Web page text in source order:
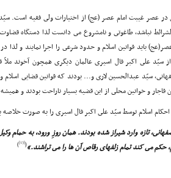
در عصر غیبت امام عصر (عج) از اختیارات ولى فقیه است.
الشرائط نباشد، طاغوتى و نامشروع مى دانست لذا دستگاه
باید قوانین اسلام و حدود شرعى را اجرا نمایند و لذا
سیّد على اکبر فال اسیرى عالمان دیگرى همچون آخوند ملاّ
سیّد عبدالحسین لارى و... بودند که قوانین قضایى
قاجار و خوانین محلى از این قضیه بسیار ناراحت بودند و
احکام اسلام توسط سیّد على اکبر فال اسیرى را به صورت خلاصه
تازه وارد شیراز شده بودند. همان روزِ ورود، به حمام
مى کند تمام زلفهاى رقاص آن ها را مى تراشند.»(
[13]
)